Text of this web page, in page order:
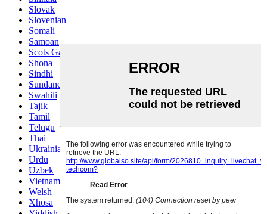
Slovak
Slovenian
Somali
Samoan
Scots Gaelic
Shona
Sindhi
Sundanese
Swahili
Tajik
Tamil
Telugu
Thai
Ukrainian
Urdu
Uzbek
Vietnamese
Welsh
Xhosa